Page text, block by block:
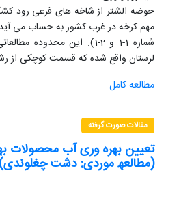
حوضه الشتر از شاخه های فرعی رود
مهم کرخه در غرب کشور به حساب می
شماره 1-1 و 2-1). این
لرستان واقع شده که قسمت کوچکی از
درجه و 39 دقیقه و 7 ثانیه تا 34 درجه و 0 دقیقه و
و 31 دقیقه و 9 ثانیه طول جغرافیایی شرقی می
باشد. قسمت عمده رخنمون منطقه در
ها تشکیل داده است .از نظر تقسیمات
این محدوده با کد 2210
مطالعه کامل
مقالات صورت گرفته
تعیین بھره وری آب محصولات
(مطالعھ موردی: دشت چغلوندی)